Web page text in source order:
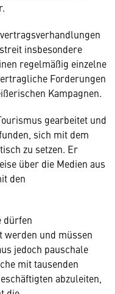
insbesondere
regelmäßig einzelne
Forderungen
Kampagnen.
gearbeitet und
sich mit dem
zu setzen. Er
über die Medien aus
den
dürfen
und müssen
jedoch pauschale
mit tausenden
abzuleiten,